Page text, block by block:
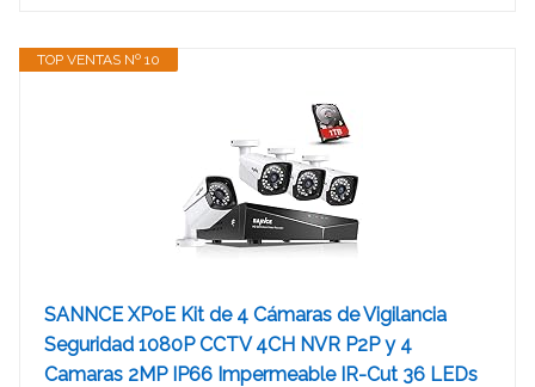
TOP VENTAS Nº 10
SANNCE XPoE Kit de 4 Cámaras de Vigilancia
Seguridad 1080P CCTV 4CH NVR P2P y 4
Camaras 2MP IP66 Impermeable IR-Cut 36 LEDs